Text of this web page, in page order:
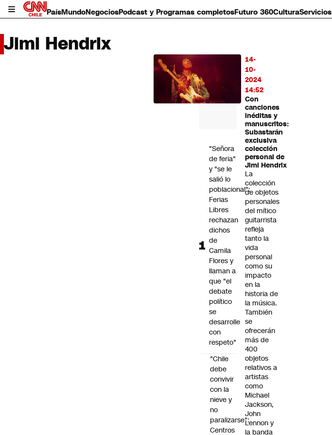
PaísMundoNegociosPodcast y Programas completosFuturo 360CulturaServicios
Jimi Hendrix
14-
10-
2024
14:52
Con
canciones
inéditas y
manuscritos:
Subastarán
exclusiva
colección
personal de
Jimi Hendrix
La
colección
de objetos
personales
del mítico
guitarrista
refleja
tanto la
vida
personal
como su
impacto
en la
historia de
la música.
También
se
ofrecerán
más de
400
objetos
relativos a
artistas
como
Michael
Jackson,
John
Lennon y
la banda
LEÍDO
"Señora
de feria"
y "se le
salió lo
poblacional":
Ferias
Libres
rechazan
dichos
de
Camila
Flores y
llaman a
que "el
debate
político
se
desarrolle
con
respeto"
"Chile
debe
convivir
con la
nieve y
no
paralizarse":
Centros